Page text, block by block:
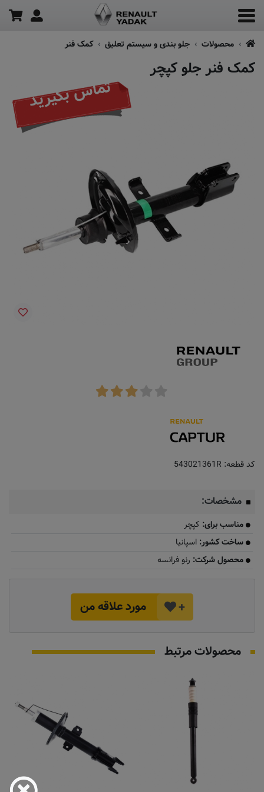
محصولات جلو بندی و سیستم تعلیق کمک فنر
کمک فنر جلو کپچر
تماس بگیرید
کد قطعه: 543021361R
مشخصات:
مناسب برای: کپچر
ساخت کشور: اسپانیا
محصول شرکت: رنو فرانسه
+ مورد علاقه من
محصولات مرتبط به زودی
562105043R
اطلاعات بیشتر